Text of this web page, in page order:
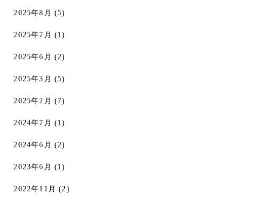
2025年8月 (5)
2025年7月 (1)
2025年6月 (2)
2025年3月 (5)
2025年2月 (7)
2024年7月 (1)
2024年6月 (2)
2023年6月 (1)
2022年11月 (2)